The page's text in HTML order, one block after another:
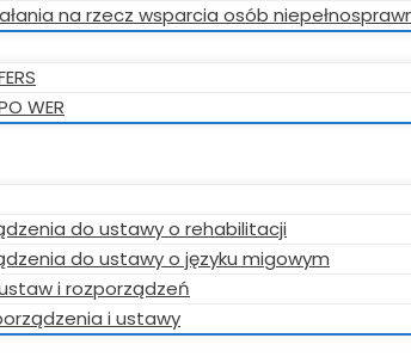
na rzecz wsparcia osób
WER
do ustawy o rehabilitacji
do ustawy o języku migowym
i rozporządzeń
i ustawy